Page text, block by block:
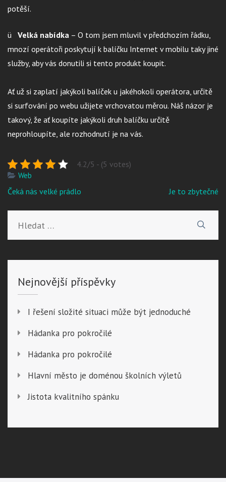
potěší.
ü Velká nabídka – O tom jsem mluvil v předchozím řádku,
mnozí operátoři poskytují k balíčku Internet v mobilu taky jiné
služby, aby vás donutili si tento produkt koupit.
Ať už si zaplatí jakýkoli balíček u jakéhokoli operátora, určitě
si surfování po webu užijete vrchovatou měrou. Náš názor je
takový, že ať koupíte jakýkoli druh balíčku určitě
neprohloupíte, ale rozhodnutí je na vás.
4.2/5 - (5 votes)
Web
Navigace
příspěvek
Čeká nás velké prádlo Je to zbytečné
Nejnovější příspěvky
I řešení složité situaci může být jednoduché
Hádanka pro pokročilé
Hádanka pro pokročilé
Hlavní město je doménou školních výletů
Jistota kvalitního spánku